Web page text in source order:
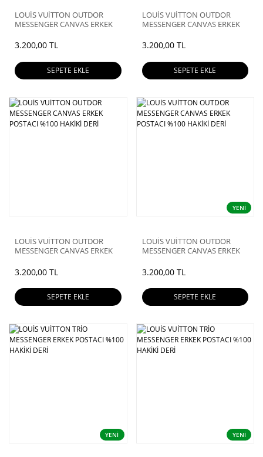
LOUİS VUİTTON OUTDOR
MESSENGER CANVAS ERKEK
3.200,00 TL
SEPETE EKLE
LOUİS VUİTTON OUTDOR
MESSENGER CANVAS ERKEK
3.200,00 TL
SEPETE EKLE
LOUİS VUİTTON OUTDOR
MESSENGER CANVAS ERKEK
3.200,00 TL
SEPETE EKLE
YENİ
LOUİS VUİTTON OUTDOR
MESSENGER CANVAS ERKEK
3.200,00 TL
SEPETE EKLE
YENİ YENİ